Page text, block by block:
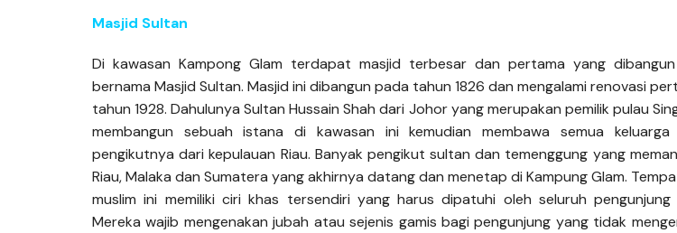
Masjid Sultan
Di kawasan Kampong Glam terdapat masjid terbesar dan pertama yang
bernama Masjid Sultan. Masjid ini dibangun pada tahun 1826 dan mengalami renovasi
tahun 1928. Dahulunya Sultan Hussain Shah dari Johor yang merupakan pemilik pulau
membangun sebuah istana di kawasan ini kemudian membawa semua
pengikutnya dari kepulauan Riau. Banyak pengikut sultan dan temenggung yang
Riau, Malaka dan Sumatera yang akhirnya datang dan menetap di Kampung Glam.
muslim ini memiliki ciri khas tersendiri yang harus dipatuhi oleh seluruh
Mereka wajib mengenakan jubah atau sejenis gamis bagi pengunjung yang tidak